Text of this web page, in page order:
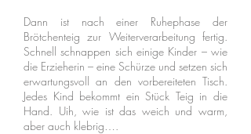
Dann ist nach einer Ruhephase der
Brötchenteig zur Weiterverarbeitung fertig.
Schnell schnappen sich einige Kinder – wie
die Erzieherin – eine Schürze und setzen sich
erwartungsvoll an den vorbereiteten Tisch.
Jedes Kind bekommt ein Stück Teig in die
Hand. Uih, wie ist das weich und warm,
aber auch klebrig….